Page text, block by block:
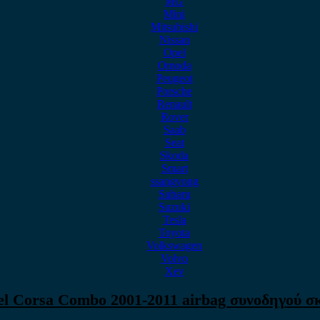
Mini
Mitsubishi
Nissan
Opel
Omoda
Peugeot
Porsche
Renault
Rover
Saab
Seat
Skoda
Smart
ssangyong
Subaru
Suzuki
Tesla
Toyota
Volkswagen
Volvo
Xev
Corsa Combo 2001-2011 airbag συνοδηγού